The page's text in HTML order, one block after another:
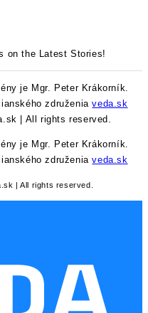
on the Latest Stories!
je Mgr. Peter Krákorník.
združeniaveda.sk
| All rights reserved.
je Mgr. Peter Krákorník.
združeniaveda.sk
| All rights reserved.